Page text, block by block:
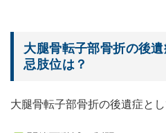
大腿骨転子部骨折の後
忌肢位は？
大腿骨転子部骨折の後遺症と